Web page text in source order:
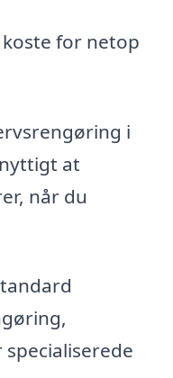
for netop
i
at
når du